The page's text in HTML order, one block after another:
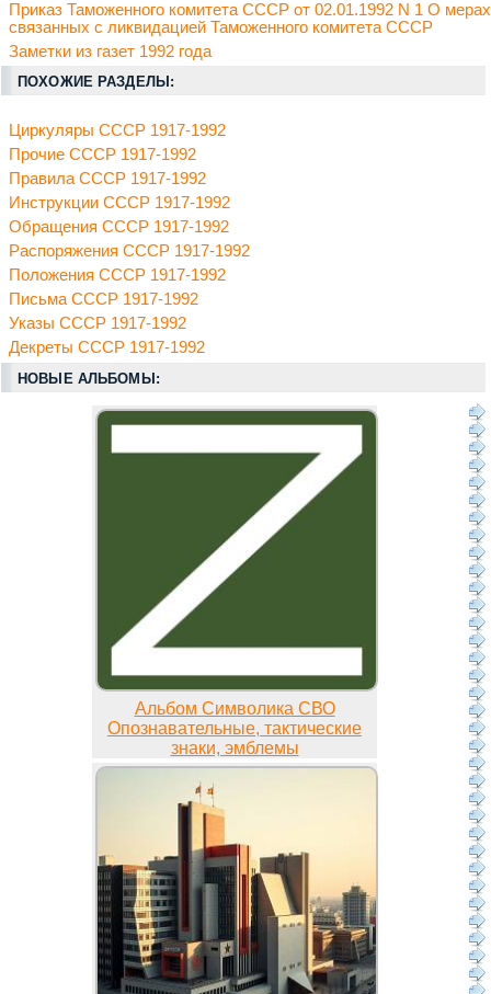
Приказ Таможенного комитета СССР от 02.01.1992 N 1 О
связанных с ликвидацией Таможенного комитета СССР
Заметки из газет 1992 года
ПОХОЖИЕ РАЗДЕЛЫ:
Циркуляры СССР 1917-1992
Прочие СССР 1917-1992
Правила СССР 1917-1992
Инструкции СССР 1917-1992
Обращения СССР 1917-1992
Распоряжения СССР 1917-1992
Положения СССР 1917-1992
Письма СССР 1917-1992
Указы СССР 1917-1992
Декреты СССР 1917-1992
НОВЫЕ АЛЬБОМЫ:
Альбом Символика СВО
Опознавательные, тактические
знаки, эмблемы